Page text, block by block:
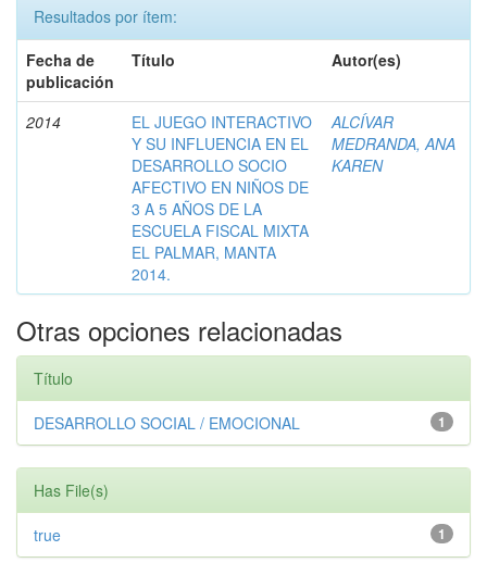
Resultados por ítem:
Fecha de
publicación
Título Autor(es)
2014
EL JUEGO INTERACTIVO
Y SU INFLUENCIA EN EL
DESARROLLO SOCIO
AFECTIVO EN NIÑOS DE
3 A 5 AÑOS DE LA
ESCUELA FISCAL MIXTA
EL PALMAR, MANTA
2014.
ALCÍVAR
MEDRANDA, ANA
KAREN
Otras opciones relacionadas
Título
1
DESARROLLO SOCIAL / EMOCIONAL
Has File(s)
1
true